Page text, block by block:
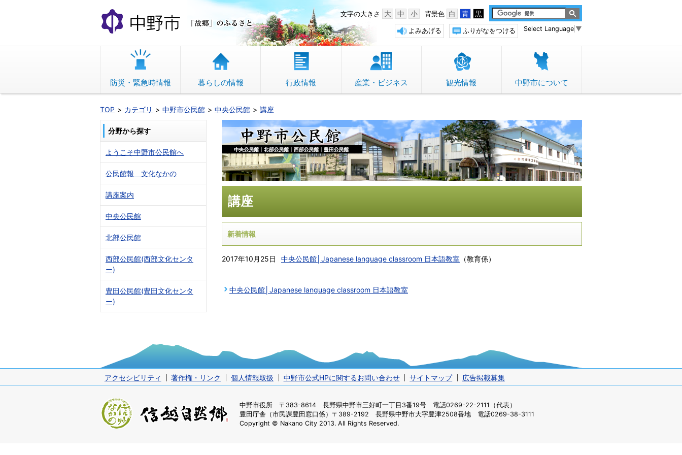
文
へ
動
中野市 「故郷」のふるさと 背景色 白 青 黒
文字の大きさ 大 中 小
Select Language ▼
ふりがなをつける
よみあげる
防災・緊急時情報 暮らしの情報 行政情報 産業・ビジネス 観光情報 中野市について
TOP カテゴリ 中野市公民館 中央公民館 講座
講座
新着情報
2017年10月25日 中央公民館│Japanese language classroom 日本語教室 （教育係）
中央公民館│Japanese language classroom 日本語教室
分野から探す
ようこそ中野市公民館へ
公民館報 文化なかの
講座案内
中央公民館
北部公民館
西部公民館(西部文化センタ
ー)
豊田公民館(豊田文化センタ
ー)
アクセシビリティ 著作権・リンク 個人情報取扱 中野市公式HPに関するお問い合わせ サイトマップ 広告掲載募集
中野市役所 〒383-8614 長野県中野市三好町一丁目3番19号 電話0269-22-2111（代表）
豊田庁舎（市民課豊田窓口係） 〒389-2192 長野県中野市大字豊津2508番地 電話0269-38-3111
Copyright © Nakano City 2013. All Rights Reserved.